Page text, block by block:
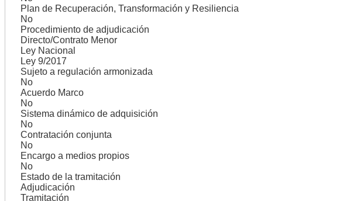
Plan de Recuperación, Transformación y Resiliencia
No
Procedimiento de adjudicación
Directo/Contrato Menor
Ley Nacional
Ley 9/2017
Sujeto a regulación armonizada
No
Acuerdo Marco
No
Sistema dinámico de adquisición
No
Contratación conjunta
No
Encargo a medios propios
No
Estado de la tramitación
Adjudicación
Tramitación